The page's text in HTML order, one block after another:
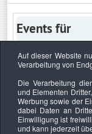
Events für
Keine Termine
Auf dieser Website
Verarbeitung von
Die Verarbeitung
und Elementen
Werbung sowie der
dabei Daten an
Einwilligung ist
und kann jederzeit